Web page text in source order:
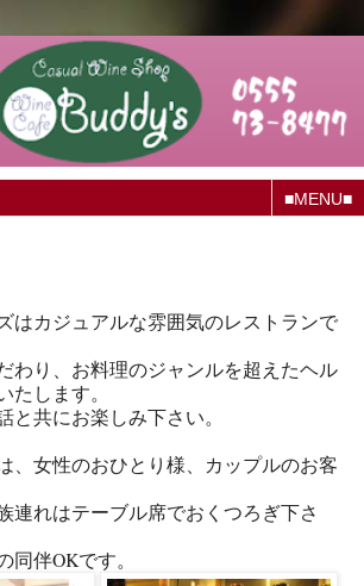
■MENU■
はカジュアルな雰囲気のレストランで
わり、お料理のジャンルを超えたヘル
たします。
と共にお楽しみ下さい。
、女性のおひとり様、カップルのお客
連れはテーブル席でおくつろぎ下さ
伴OKです。